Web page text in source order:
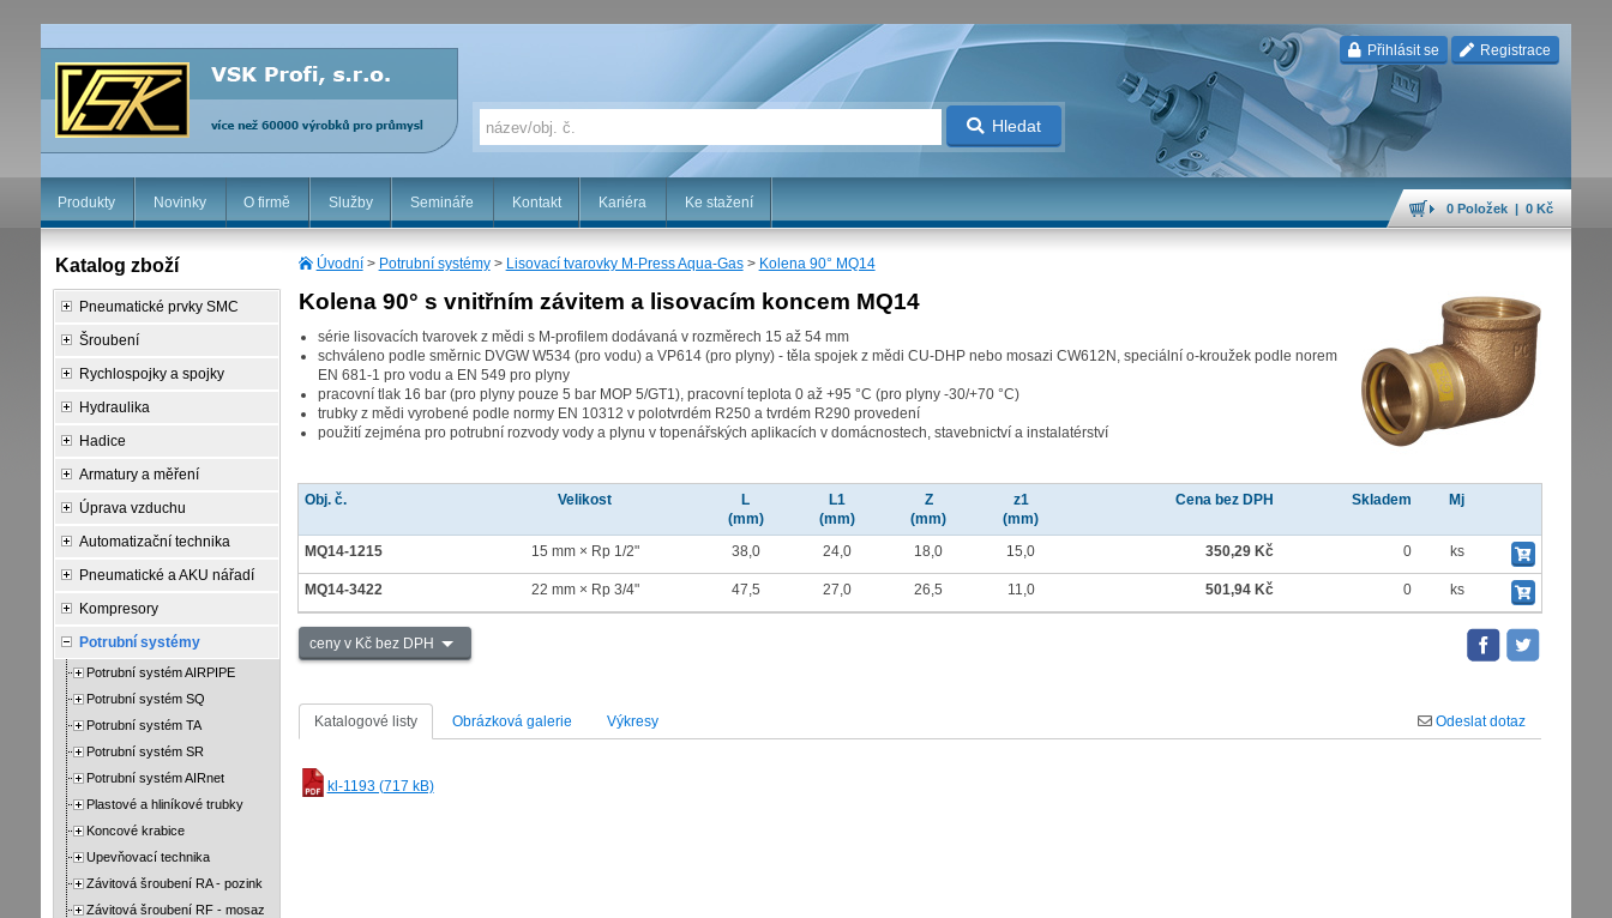
Přihlásit se Registrace
Hledat
Produkty Novinky O firmě Služby Semináře Kontakt Kariéra Ke stažení 0 Položek | 0 Kč
Úvodní> Potrubní systémy> Lisovací tvarovky M-Press Aqua-Gas> Kolena 90° MQ14
Kolena 90° s vnitřním závitem a lisovacím koncem MQ14
série lisovacích tvarovek z mědi s M-profilem dodávaná v rozměrech 15 až 54 mm
schváleno podle směrnic DVGW W534 (pro vodu) a VP614 (pro plyny) - těla spojek z mědi CU-DHP nebo mosazi CW612N, speciální o-kroužek podle norem
EN 681-1 pro vodu a EN 549 pro plyny
pracovní tlak 16 bar (pro plyny pouze 5 bar MOP 5/GT1), pracovní teplota 0 až +95 °C (pro plyny -30/+70 °C)
trubky z mědi vyrobené podle normy EN 10312 v polotvrdém R250 a tvrdém R290 provedení
použití zejména pro potrubní rozvody vody a plynu v topenářských aplikacích v domácnostech, stavebnictví a instalatérství
Obj. č. Velikost
L
(mm)
L1
(mm)
Z
(mm)
z1
(mm)
Cena bez DPH Skladem Mj
MQ14-1215 15 mm × Rp 1/2" 38,0 24,0 18,0 15,0 350,29 Kč 0 ks
MQ14-3422 22 mm × Rp 3/4" 47,5 27,0 26,5 11,0 501,94 Kč 0 ks
ceny v Kč bez DPH
Katalogové listy Obrázková galerie Výkresy Odeslat dotaz
kl-1193 (717 kB)
Katalog zboží
Pneumatické prvky SMC
Šroubení
Rychlospojky a spojky
Hydraulika
Hadice
Armatury a měření
Úprava vzduchu
Automatizační technika
Pneumatické a AKU nářadí
Kompresory
Potrubní systémy
Potrubní systém AIRPIPE
Potrubní systém SQ
Potrubní systém TA
Potrubní systém SR
Potrubní systém AIRnet
Plastové a hliníkové trubky
Koncové krabice
Upevňovací technika
Závitová šroubení RA - pozink
Závitová šroubení RF - mosaz